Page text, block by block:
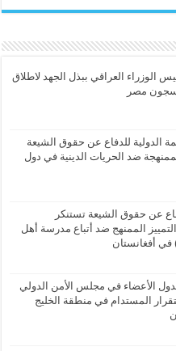
الوزراء العراقي ببذل الجهد لاطلاق
سجون مصر
الدولية للدفاع عن حقوق الشيعة
ضد الحريات الدينية في دول
عن حقوق الشيعة تستنكر
الممنهج ضد أتباع مدرسة أهل
في أفغانستان
الأعضاء في مجلس الأمن الدولي
المستدام في منطقة الخليج